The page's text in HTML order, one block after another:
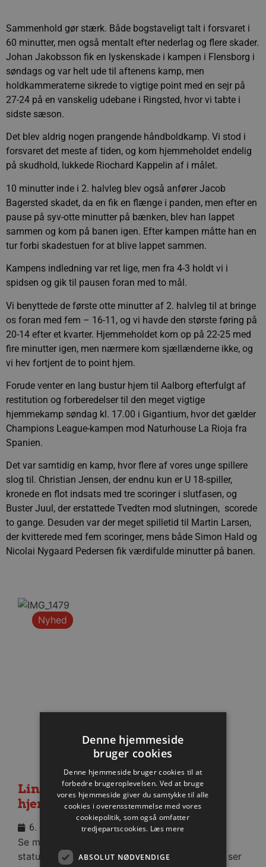
Sammenhold gør stærk. Både bogstaveligt talt i forsvaret i
60 minutter, men også mentalt efter nederlag og flere skader.
Johan Jakobsson fik en lyskenskade i kampen i Flensborg i
søndags og var helt ude til aftenens kamp, men
holdkammeraterne sikrede to vigtige point med en sejr på
27-24 på en vanskelig udebane i Ringsted, hvor vi tabte i
sidste sæson.
Det blev aldrig nogen prangende håndboldkamp. Vi stod i
forsvaret det meste af tiden, og kom hjemmeholdet endelig
på skudhold, lukkede Riochard Kappelin af i målet.
10 minutter inde i 2. halvleg blev også anfører Jacob
Bagersted skadet, da en fik en flænge i panden, men efter en
pause på syv-otte minutter på bænken, blev han lappet
sammen og kom på banen igen. Efter kampen måtte han en
tur forbi skadestuen for at blive lappet sammen.
Kampens indledning var ret lige, men fra 4-3 holdt vi i
spidsen og gik til pausen foran med to mål.
Vi benyttede de første otte minutter af 2. halvleg til at bringe
os foran med fem – 16-11, og vi havde den største føring på
20-14 efter et kvarter. Hjemmeholdet kom op på 22-25 med
fire minutter igen, men nærmere kom sjællænderne ikke, og
vi hev fortjent de to point hjem.
Forude venter en lang bustur hjem til Aalborg efterfulgt af
restitution og forberedelser til den meget vigtige
hjemmekamp søndag kl. 17.00 i Gigantium, hvor det gælder
Champions League-kampen mod Naturhouse La Rioja fra
Spanien.
Det var samtidig en kamp, hvor flere af vores unge spillere
slog til. Christian Jensen, der endnu kun er U 18-spiller,
kronede en flot indsats med tre scoringer i slutfasen, og
Buster Juul, der erstattede Tvedten mod slutningen, scorede
to gange. Desuden var der meget spilletid til Martin Larsen,
der kvitterede med fem scoringer, mens både Simon Hald og
Nicolai Nygaard Pedersen fik værdifulde minutter på banen.
Nyhed
Lindskog glæder sig til første
hjemmekamp
6. august 2026
Se med når nytilkomne Anton Lindskog giver
status på sin første tid i Aalborg Håndbold og ser
Denne hjemmeside
bruger cookies
Denne hjemmeside bruger cookies til at
forbedre brugeroplevelsen. Ved at bruge
vores hjemmeside giver du samtykke til alle
cookies i overensstemmelse med vores
cookiepolitik, som også omfatter
tredjepartscookies. Læs mere
ABSOLUT NØDVENDIGE